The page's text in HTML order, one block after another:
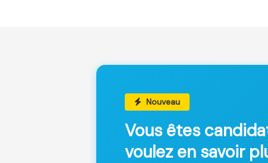
Nouveau
Vous êtes
voulez en savoir